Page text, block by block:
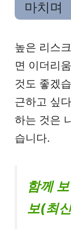
마치며
높은 리스
면 이더리
것도 좋겠
근하고 싶
하는 것은
습니다.
함께
보(최